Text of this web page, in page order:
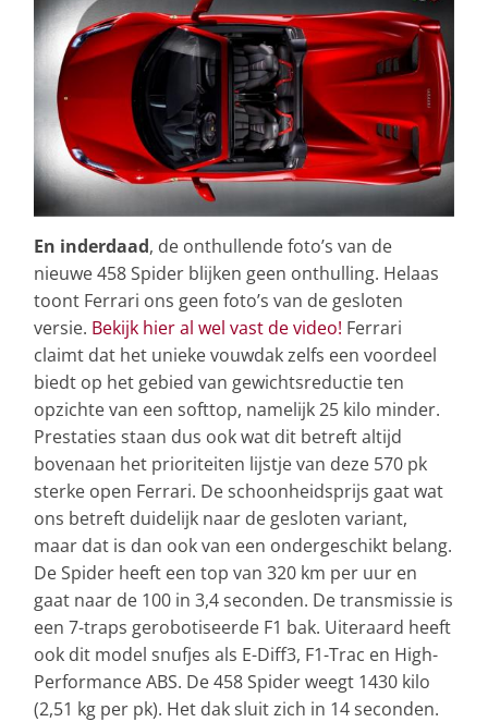
En inderdaad, de onthullende foto’s van de
nieuwe 458 Spider blijken geen onthulling. Helaas
toont Ferrari ons geen foto’s van de gesloten
versie. Bekijk hier al wel vast de video! Ferrari
claimt dat het unieke vouwdak zelfs een voordeel
biedt op het gebied van gewichtsreductie ten
opzichte van een softtop, namelijk 25 kilo minder.
Prestaties staan dus ook wat dit betreft altijd
bovenaan het prioriteiten lijstje van deze 570 pk
sterke open Ferrari. De schoonheidsprijs gaat wat
ons betreft duidelijk naar de gesloten variant,
maar dat is dan ook van een ondergeschikt belang.
De Spider heeft een top van 320 km per uur en
gaat naar de 100 in 3,4 seconden. De transmissie is
een 7-traps gerobotiseerde F1 bak. Uiteraard heeft
ook dit model snufjes als E-Diff3, F1-Trac en High-
Performance ABS. De 458 Spider weegt 1430 kilo
(2,51 kg per pk). Het dak sluit zich in 14 seconden.